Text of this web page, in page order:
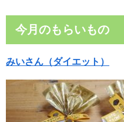
今月のもらいもの
みいさん（ダイエット）